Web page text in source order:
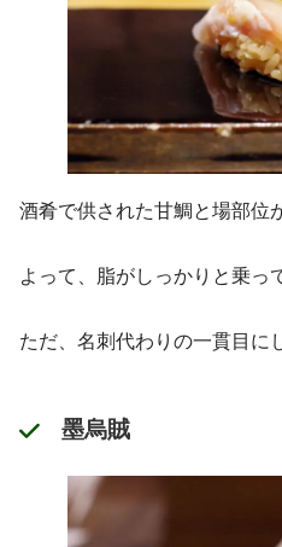
酒肴で供された甘鯛と場部位
よって、脂がしっかりと乗っ
ただ、名刺代わりの一貫目に
墨烏賊